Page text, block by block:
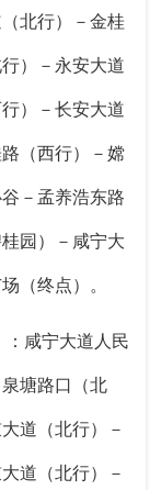
北行）－金桂
）－永安大道
）－长安大道
（西行）－嫦
－孟养浩东路
园）－咸宁大
（终点）。
咸宁大道人民
塘路口（北
道（北行）－
道（北行）－